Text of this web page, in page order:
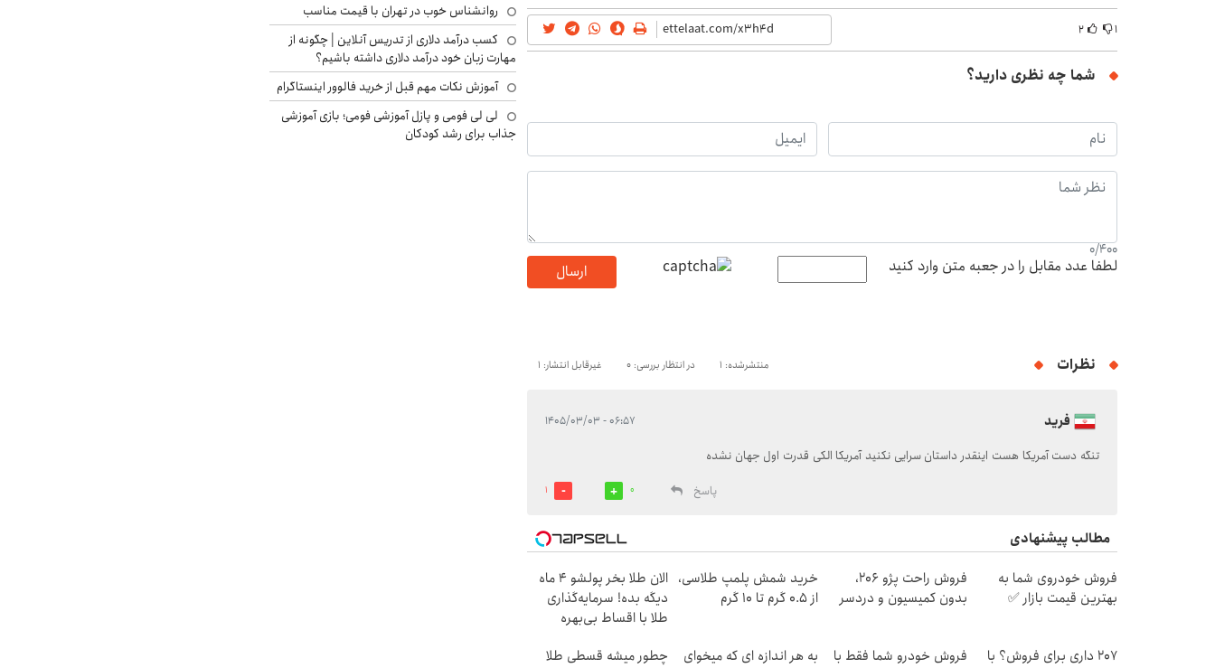
۱ ۲
شما چه نظری دارید؟
0/400
لطفا عدد مقابل را در جعبه متن وارد کنید ارسال
نظرات منتشرشده: 1 در انتظار بررسی: 0 غیرقابل انتشار: 1
فرید ۰۶:۵۷ - ۱۴۰۵/۰۳/۰۳
تنگه دست آمریکا هست اینقدر داستان سرایی نکنید آمریکا الکی قدرت اول جهان نشده
پاسخ
0
1
مطالب پیشنهادی
فروش خودروی شما به
بهترین قیمت بازار ✅
فروش راحت پژو ۲۰6،
بدون کمیسیون و دردسر
خرید شمش پلمپ طلاسی،
از ۰.۵ گرم تا ۱۰ گرم
الان طلا بخر پولشو 4 ماه
دیگه بده! سرمایه‌گذاری
طلا با اقساط بی‌بهره
207 داری برای فروش؟ با
فروش خودرو شما فقط با
به هر اندازه ای که میخوای
چطور میشه قسطی طلا
روانشناس خوب در تهران با قیمت مناسب
کسب درآمد دلاری از تدریس آنلاین | چگونه از
مهارت زبان خود درآمد دلاری داشته باشیم؟
آموزش نکات مهم قبل از خرید فالوور اینستاگرام
لی لی فومی و پازل آموزشی فومی؛ بازی آموزشی
جذاب برای رشد کودکان